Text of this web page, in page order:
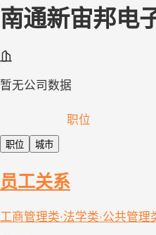
南通新宙邦电
暂无公司数据
职位
职位 城市
员工关系
工商管理类·法学类·公共管理